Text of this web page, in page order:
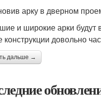
арку в дверном
и широкие арки будут
конструкции довольно
дальше →